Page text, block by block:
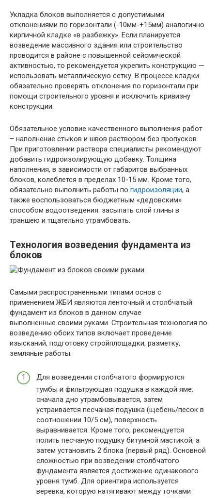
Укладка блоков выполняется с допустимыми
отклонениями по горизонтали (-10мм-+15мм) аналогично
кирпичной кладке «в разбежку». Если планируется
возведение массивного здания или строительство
проводится в районе с повышенной сейсмической
активностью, то рекомендуется укрепить конструкцию —
использовать металлическую сетку. В процессе кладки
обязательно проверять отклонения по горизонтали при
помощи строительного уровня и исключить кривизну
конструкции.
Обязательное условие качественного выполнения работ
– наполнение стыков и швов раствором без пропусков.
При приготовлении раствора специалисты рекомендуют
добавить гидроизолирующую добавку. Толщина
наполнения, в зависимости от габаритов выбранных
блоков, колеблется в пределах 10-15 мм. Кроме того,
обязательно выполнить работы по гидроизоляции, а
также воспользоваться бюджетным «дедовским»
способом водоотведения: засыпать слой глины в
траншею и тщательно утрамбовать.
Технология возведения фундамента из
блоков
Самыми распространенными типами основ с
применением ЖБИ являются ленточный и столбчатый
фундамент из блоков в данном случае
выполненные своими руками. Строительная технология по
возведению обоих типов включает проведение
изысканий, подготовку стройплощадки, разметку,
земляные работы.
Для возведения столбчатого формируются
тумбы и фильтрующая подушка в каждой яме:
сначала дно утрамбовывается, затем
устраивается песчаная подушка (щебень/песок в
соотношении 10/5 см), поверхность
выравнивается. Кроме того, рекомендуется
полить песчаную подушку битумной мастикой, а
затем установить 2 блока (первый ряд). Основной
сложностью при возведении столбчатого
фундамента является достижение одинакового
уровня тумб. Для ориентира используется
веревка, которую натягивают между точками